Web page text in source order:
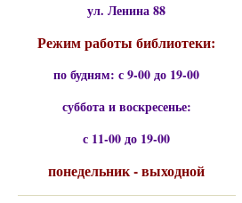
ул. Ленина 88
Режим работы библиотеки:
по будням: с 9-00 до 19-00
суббота и воскресенье:
с 11-00 до 19-00
понедельник - выходной